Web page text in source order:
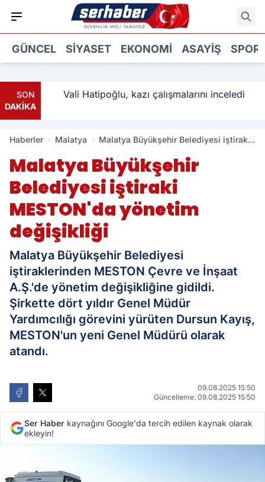
GÜNCEL SIYASET EKONOMI ASAYIŞ SPOR
SON
DAKİKA
Vali Hatipoğlu, kazı çalışmalarını inceledi
Haberler Malatya
Malatya Büyükşehir Belediyesi iştiraki
Malatya Büyükşehir
Belediyesi iştiraki
MESTON'da yönetim
değişikliği
Malatya Büyükşehir Belediyesi
iştiraklerinden MESTON Çevre ve İnşaat
A.Ş.'de yönetim değişikliğine gidildi.
Şirkette dört yıldır Genel Müdür
Yardımcılığı görevini yürüten Dursun Kayış,
MESTON'un yeni Genel Müdürü olarak
atandı.
09.08.2025 15:50
Güncelleme: 09.08.2025 15:50
Ser Haber kaynağını Google'da tercih edilen kaynak olarak
ekleyin!